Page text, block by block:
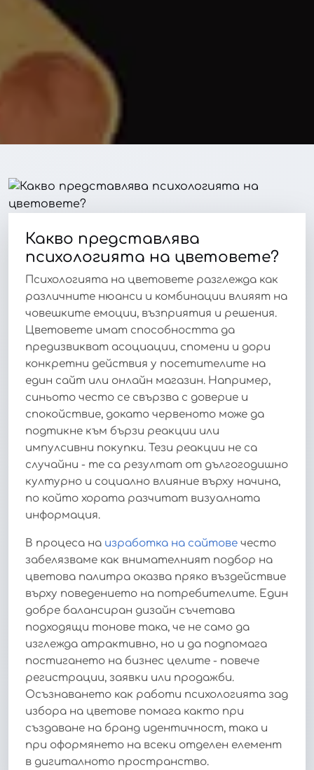
Какво представлява
психологията на цветовете?
Психологията на цветовете разглежда как
различните нюанси и комбинации влияят на
човешките емоции, възприятия и решения.
Цветовете имат способността да
предизвикват асоциации, спомени и дори
конкретни действия у посетителите на
един сайт или онлайн магазин. Например,
синьото често се свързва с доверие и
спокойствие, докато червеното може да
подтикне към бързи реакции или
импулсивни покупки. Тези реакции не са
случайни - те са резултат от дългогодишно
културно и социално влияние върху начина,
по който хората разчитат визуалната
информация.
В процеса на изработка на сайтове често
забелязваме как внимателният подбор на
цветова палитра оказва пряко въздействие
върху поведението на потребителите. Един
добре балансиран дизайн съчетава
подходящи тонове така, че не само да
изглежда атрактивно, но и да подпомага
постигането на бизнес целите - повече
регистрации, заявки или продажби.
Осъзнаването как работи психологията зад
избора на цветове помага както при
създаване на бранд идентичност, така и
при оформянето на всеки отделен елемент
в дигиталното пространство.